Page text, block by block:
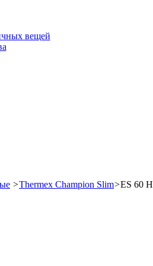
вещей
>Thermex Champion Slim>ES 60 H